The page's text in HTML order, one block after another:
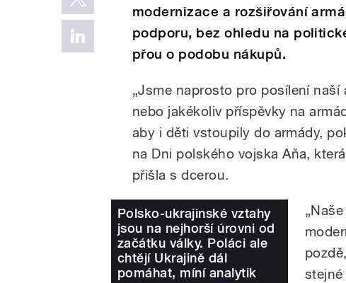
modernizace a rozšiřování
podporu, bez ohledu na
přou o podobu nákupů.
„Jsme naprosto pro posílení
nebo jakékoliv příspěvky na
aby i děti vstoupily do armády,
na Dni polského vojska Aňa,
přišla s dcerou.
Polsko-ukrajinské vztahy
jsou na nejhorší úrovni od
začátku války. Poláci ale
chtějí Ukrajině dál
pomáhat, míní analytik
stejné